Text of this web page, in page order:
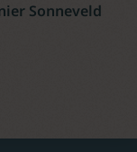
Sonneveld